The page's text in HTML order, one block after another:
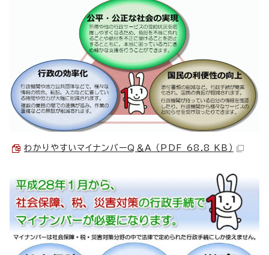
わかりやすいマイナンバーQ＆A （PDF 68.8 KB）